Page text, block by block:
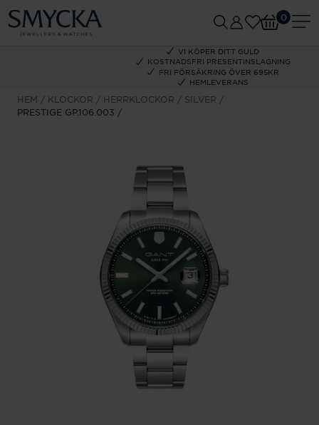
VI KÖPER DITT GULD
KOSTNADSFRI PRESENTINSLAGNING
FRI FÖRSÄKRING ÖVER 695KR
HEMLEVERANS
0
HEM KLOCKOR HERRKLOCKOR
SILVER
PRESTIGE GP.106.003